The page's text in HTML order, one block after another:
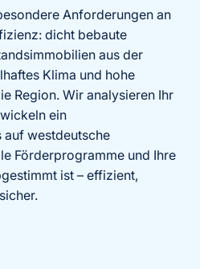
Anforderungen an
dicht bebaute
aus der
Klima und hohe
Region. Wir analysieren Ihr
ein
auf westdeutsche
Förderprogramme und Ihre
ist – effizient,